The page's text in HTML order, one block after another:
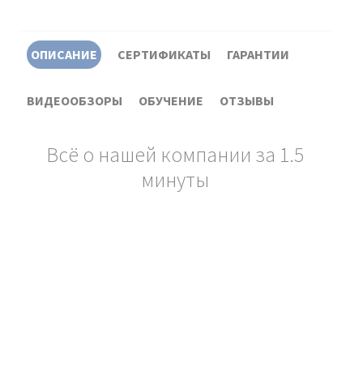
ОПИСАНИЕ СЕРТИФИКАТЫ ГАРАНТИИ
ВИДЕООБЗОРЫ ОБУЧЕНИЕ ОТЗЫВЫ
Всё о нашей компании за 1.5
минуты